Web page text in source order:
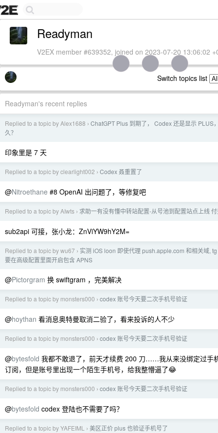
Readyman
V2EX member #639352, joined on 2023-07-20 13:06:02
Switch topics list
Readyman's recent replies
Replied to a topic by Alex1688 › ChatGPT Plus 到期了， Codex 还是显示 PLUS
久？
印象里是 7 天
Replied to a topic by clearlight002 › Codex 叒重置了
@Nitroethane #8 OpenAI 出问题了，等修复吧
Replied to a topic by AIwts › 求助一有没有懂中转站配置-从号池到配置站点上线
sub2api 可接，张小龙：ZnViYW9hY2M=
Replied to a topic by wu67 › 实测 iOS loon 即使代理 push.apple.com 和相关域,
要在高级配置里面开启包含 APNS
@Pictorgram 换 swiftgram ，完美解决
Replied to a topic by monsters000 › codex 账号今天要二次手机号验证
@hoythan 看消息奥特曼取消二验了，看来投诉的人不少
Replied to a topic by monsters000 › codex 账号今天要二次手机号验证
@bytesfold 我都不敢退了，前天才续费 200 刀……我从来没绑定过手
订阅，但是账号里出现一个陌生手机号，给我整懵逼了😂
Replied to a topic by monsters000 › codex 账号今天要二次手机号验证
@bytesfold codex 登陆也不需要了吗？
Replied to a topic by YAFEIML › 美区正价 plus 也验证手机号了